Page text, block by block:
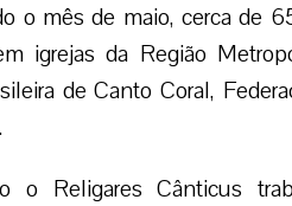
o mês de maio, cerca de
igrejas da Região
de Canto Coral,
o Religares Cânticus